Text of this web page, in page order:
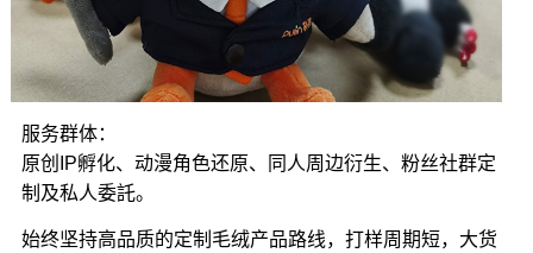
服务群体：
原创IP孵化、动漫角色还原、同人周边衍生、粉丝社群定
制及私人委託。
始终坚持高品质的定制毛绒产品路线，打样周期短，大货